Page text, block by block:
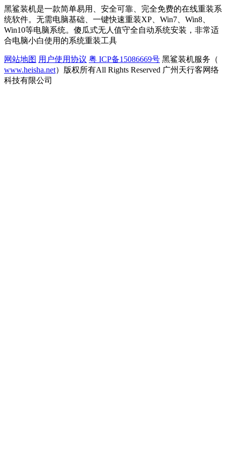
黑鲨装机是一款简单易用、安全可靠、完全免费的在线重装系
统软件。无需电脑基础、一键快速重装XP、Win7、Win8、
Win10等电脑系统。傻瓜式无人值守全自动系统安装，非常适
合电脑小白使用的系统重装工具
网站地图 用户使用协议 粤 ICP备15086669号 黑鲨装机服务（
www.heisha.net）版权所有All Rights Reserved 广州天行客网络
科技有限公司